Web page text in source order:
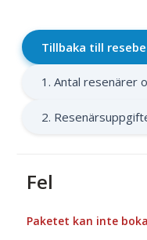
Tillbaka till
1. Antal resenärer
2.
Fel
Paketet kan inte